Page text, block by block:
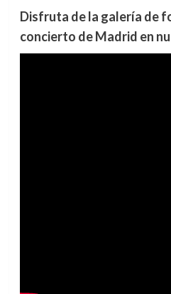
Disfruta de la galería de
concierto de Madrid en